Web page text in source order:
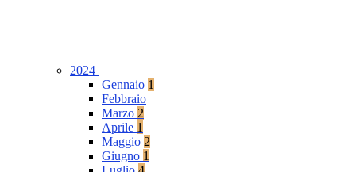
2024
Gennaio 1
Febbraio
Marzo 2
Aprile 1
Maggio 2
Giugno 1